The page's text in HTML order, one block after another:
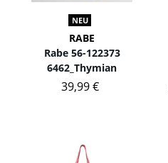
NEU
RABE
Rabe 56-122373
6462_Thymian
39,99 €